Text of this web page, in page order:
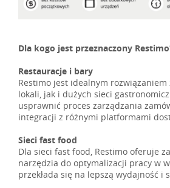
Dla kogo jest przeznaczony
Restauracje i bary
Restimo jest idealnym rozwiązaniem
lokali, jak i dużych sieci
usprawnić proces zarządzania
integracji z różnymi platformami
Sieci fast food
Dla sieci fast food, Restimo oferuje
narzędzia do optymalizacji pracy w
przekłada się na lepszą wydajność i